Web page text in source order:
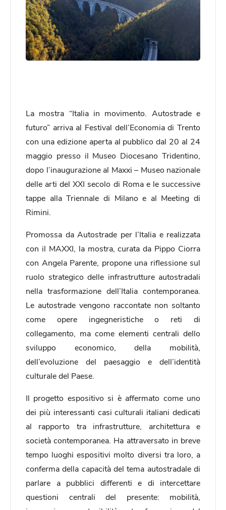
La mostra “Italia in movimento. Autostrade e
futuro” arriva al Festival dell’Economia di Trento
con una edizione aperta al pubblico dal 20 al 24
maggio presso il Museo Diocesano Tridentino,
dopo l’inaugurazione al Maxxi – Museo nazionale
delle arti del XXI secolo di Roma e le successive
tappe alla Triennale di Milano e al Meeting di
Rimini.
Promossa da Autostrade per l’Italia e realizzata
con il MAXXI, la mostra, curata da Pippo Ciorra
con Angela Parente, propone una riflessione sul
ruolo strategico delle infrastrutture autostradali
nella trasformazione dell’Italia contemporanea.
Le autostrade vengono raccontate non soltanto
come opere ingegneristiche o reti di
collegamento, ma come elementi centrali dello
sviluppo economico, della mobilità,
dell’evoluzione del paesaggio e dell’identità
culturale del Paese.
Il progetto espositivo si è affermato come uno
dei più interessanti casi culturali italiani dedicati
al rapporto tra infrastrutture, architettura e
società contemporanea. Ha attraversato in breve
tempo luoghi espositivi molto diversi tra loro, a
conferma della capacità del tema autostradale di
parlare a pubblici differenti e di intercettare
questioni centrali del presente: mobilità,